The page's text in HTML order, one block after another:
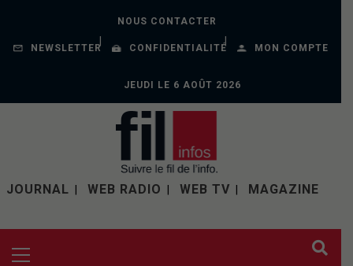
NOUS CONTACTER
NEWSLETTER CONFIDENTIALITÉ MON COMPTE
JEUDI LE 6 AOÛT 2026
JOURNAL WEB RADIO WEB TV MAGAZINE